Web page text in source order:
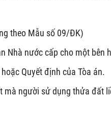
theo Mẫu số 09/ĐK)
Nhà nước cấp cho một bên
Quyết định của Tòa án.
mà người sử dụng thửa đất